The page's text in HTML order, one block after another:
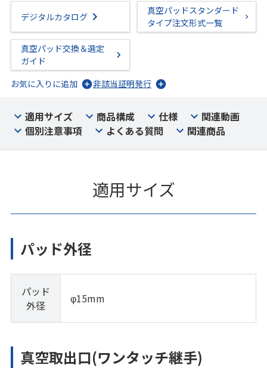
デジタルカタログ
真空パッドスタンダード
タイプ注文形式一覧
真空パッド交換＆選定
ガイド
お気に入りに追加
非該当証明発行
適用サイズ 商品構成 仕様
関連動画
個別注意事項
よくある質問 関連商品
適用サイズ
パッド外径
パッド
外径
φ15mm
真空取出口(ワンタッチ継手)